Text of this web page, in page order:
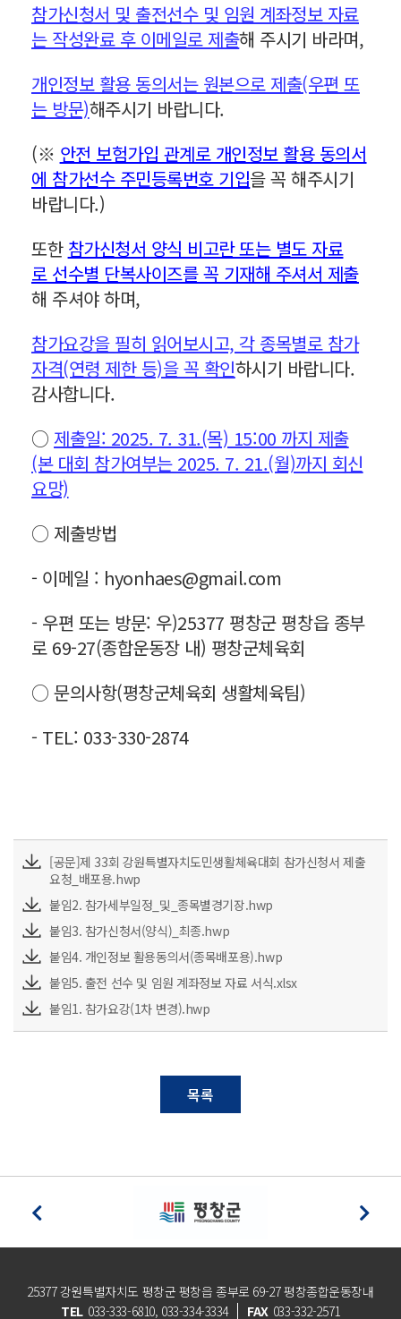
참가신청서 및 출전선수 및 임원 계좌정보 자료
는 작성완료 후 이메일로 제출해 주시기 바라며,
개인정보 활용 동의서는 원본으로 제출(우편 또
는 방문)해주시기 바랍니다.
(※ 안전 보험가입 관계로 개인정보 활용 동의서
에 참가선수 주민등록번호 기입을 꼭 해주시기
바랍니다.)
또한 참가신청서 양식 비고란 또는 별도 자료
로 선수별 단복사이즈를 꼭 기재해 주셔서 제출
해 주셔야 하며,
참가요강을 필히 읽어보시고, 각 종목별로 참가
자격(연령 제한 등)을 꼭 확인하시기 바랍니다.
감사합니다.
○ 제출일: 2025. 7. 31.(목) 15:00 까지 제출
(본 대회 참가여부는 2025. 7. 21.(월)까지 회신
요망)
○ 제출방법
- 이메일 : hyonhaes@gmail.com
- 우편 또는 방문: 우)25377 평창군 평창읍 종부
로 69-27(종합운동장 내) 평창군체육회
○ 문의사항(평창군체육회 생활체육팀)
- TEL: 033-330-2874
[공문]제 33회 강원특별자치도민생활체육대회 참가신청서 제출
요청_배포용.hwp
붙임2. 참가세부일정_및_종목별경기장.hwp
붙임3. 참가신청서(양식)_최종.hwp
붙임4. 개인정보 활용동의서(종목배포용).hwp
붙임5. 출전 선수 및 임원 계좌정보 자료 서식.xlsx
붙임1. 참가요강(1차 변경).hwp
목록
25377 강원특별자치도 평창군 평창읍 종부로 69-27 평창종합운동장내
TEL 033-333-6810, 033-334-3334 FAX 033-332-2571